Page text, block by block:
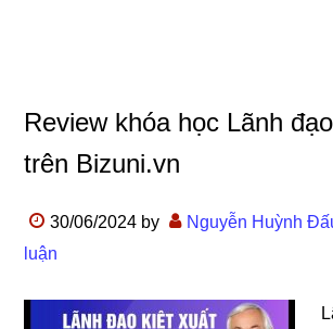
Review khóa học Lãnh
trên Bizuni.vn
30/06/2024 by Nguyễn Huỳnh
luận